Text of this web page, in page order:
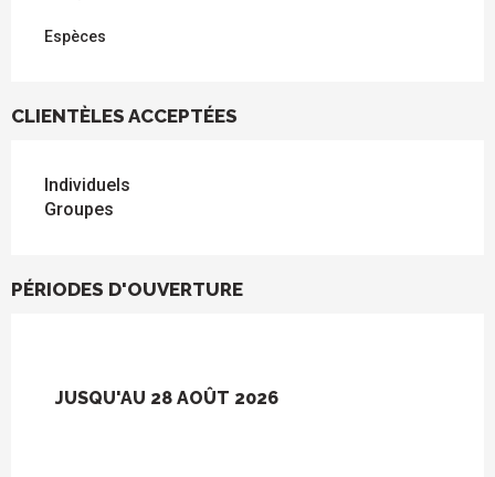
Espèces
CLIENTÈLES ACCEPTÉES
Individuels
Groupes
PÉRIODES D'OUVERTURE
JUSQU'AU 28 AOÛT 2026